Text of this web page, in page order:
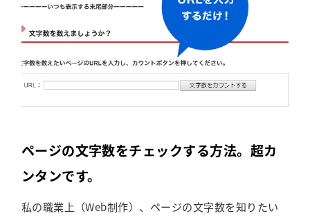
ページの文字数をチェックする方法。超カ
ンタンです。
私の職業上（Web制作）、ページの文字数を知りたい